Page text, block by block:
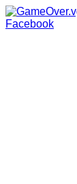
Facebook